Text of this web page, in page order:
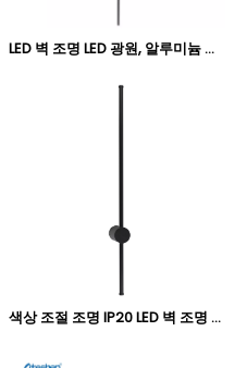
LED 벽 조명 LED 광원, 알루미늄 본체 360° 회전 LBD43120-15
색상 조절 조명 IP20 LED 벽 조명 LBD4280A-16 LBD4280AT-16 LBD4280B-16 LBD4280BT-16